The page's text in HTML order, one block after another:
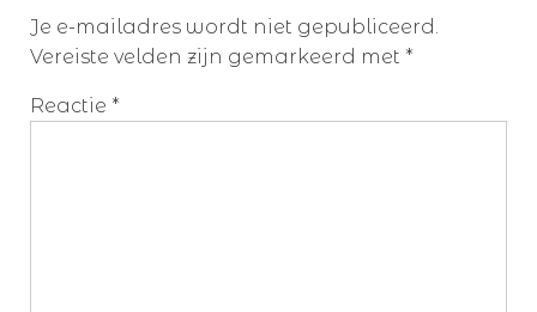
Je e-mailadres wordt niet gepubliceerd.
Vereiste velden zijn gemarkeerd met *
Reactie *